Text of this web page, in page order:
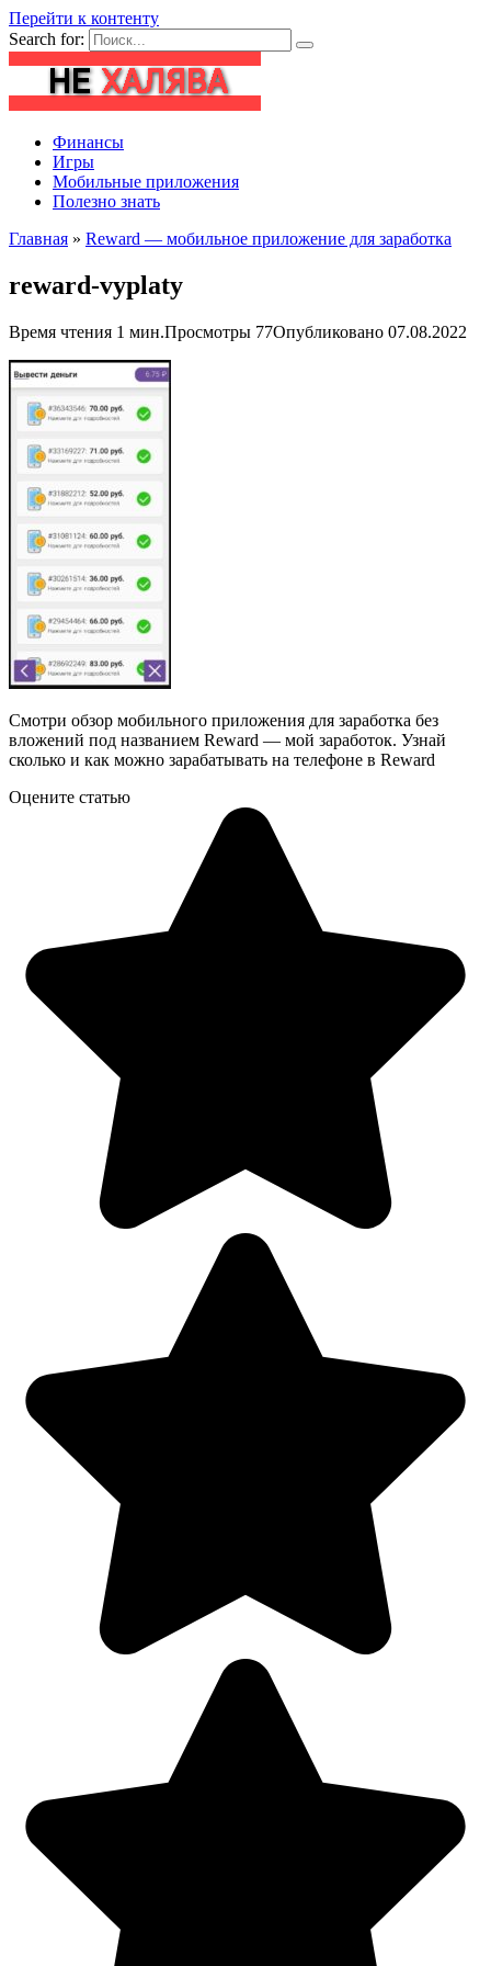
Перейти к контенту
Search for:
Финансы
Игры
Мобильные приложения
Полезно знать
Главная » Reward — мобильное приложение для заработка
reward-vyplaty
Время чтения 1 мин.Просмотры 77Опубликовано 07.08.2022
Смотри обзор мобильного приложения для заработка без
вложений под названием Reward — мой заработок. Узнай
сколько и как можно зарабатывать на телефоне в Reward
Оцените статью